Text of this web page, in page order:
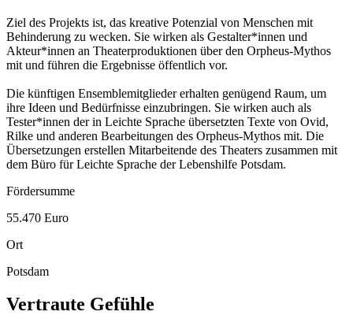
Ziel des Projekts ist, das kreative Potenzial von Menschen mit
Behinderung zu wecken. Sie wirken als Gestalter*innen und
Akteur*innen an Theaterproduktionen über den Orpheus-Mythos
mit und führen die Ergebnisse öffentlich vor.
Die künftigen Ensemblemitglieder erhalten genügend Raum, um
ihre Ideen und Bedürfnisse einzubringen. Sie wirken auch als
Tester*innen der in Leichte Sprache übersetzten Texte von Ovid,
Rilke und anderen Bearbeitungen des Orpheus-Mythos mit. Die
Übersetzungen erstellen Mitarbeitende des Theaters zusammen mit
dem Büro für Leichte Sprache der Lebenshilfe Potsdam.
Fördersumme
55.470 Euro
Ort
Potsdam
Vertraute Gefühle